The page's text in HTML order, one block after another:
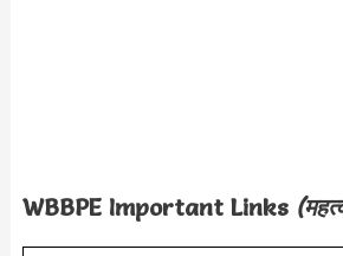
WBBPE Important Links